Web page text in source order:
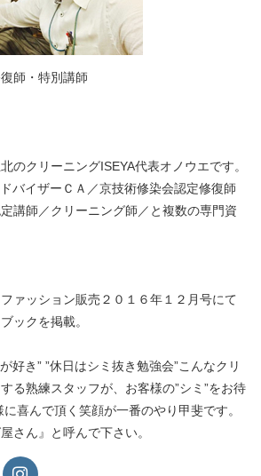
師・特別講師
のクリーニングISEYA代表オノウエです。
バイザーＣＡ／京技術修染会認定修復師
講師／クリーニング師／と複数の専門資
ァッション販売２０１６年１２月号にて
ックを掲載。
好き” ”休日はシミ抜き勉強会”こんなクリ
る熟練スタッフが、お客様の”シミ”をお待
喜んで頂く笑顔が一番のやり甲斐です。
さん』と呼んで下さい。